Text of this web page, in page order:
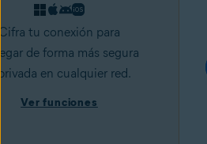
tu conexión para
de forma más segura
en cualquier red.
Ver funciones